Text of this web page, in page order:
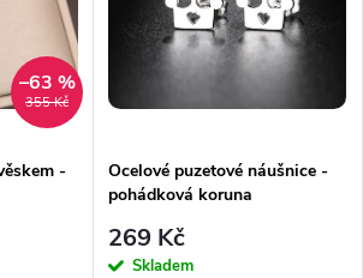
355 Kč
–63 %
-
Ocelové puzetové náušnice -
pohádková koruna
269 Kč
Skladem